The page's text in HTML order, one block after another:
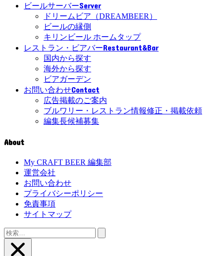
ビールサーバーServer
ドリームビア（DREAMBEER）
ビールの縁側
キリンビール ホームタップ
レストラン・ビアバーRestaurant&Bar
国内から探す
海外から探す
ビアガーデン
お問い合わせContact
広告掲載のご案内
ブルワリー・レストラン情報修正・掲載依頼
編集長候補募集
About
My CRAFT BEER 編集部
運営会社
お問い合わせ
プライバシーポリシー
免責事項
サイトマップ
検
索: